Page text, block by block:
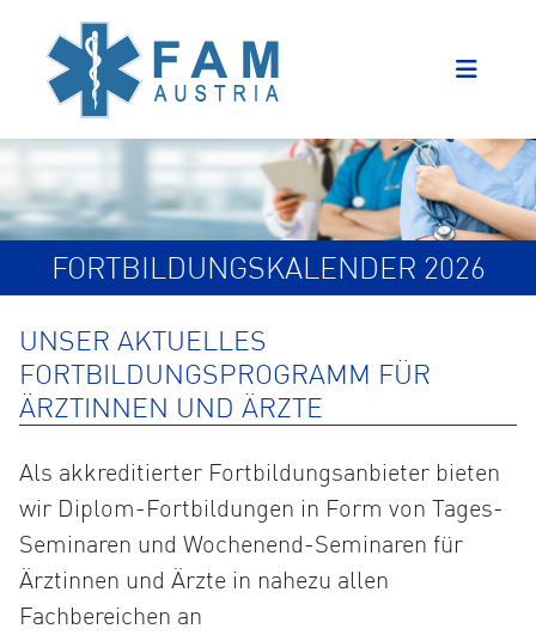
FORTBILDUNGSKALENDER 2026
UNSER AKTUELLES
FORTBILDUNGSPROGRAMM FÜR
ÄRZTINNEN UND ÄRZTE
Als akkreditierter Fortbildungsanbieter bieten
wir Diplom-Fortbildungen in Form von Tages-
Seminaren und Wochenend-Seminaren für
Ärztinnen und Ärzte in nahezu allen
Fachbereichen an